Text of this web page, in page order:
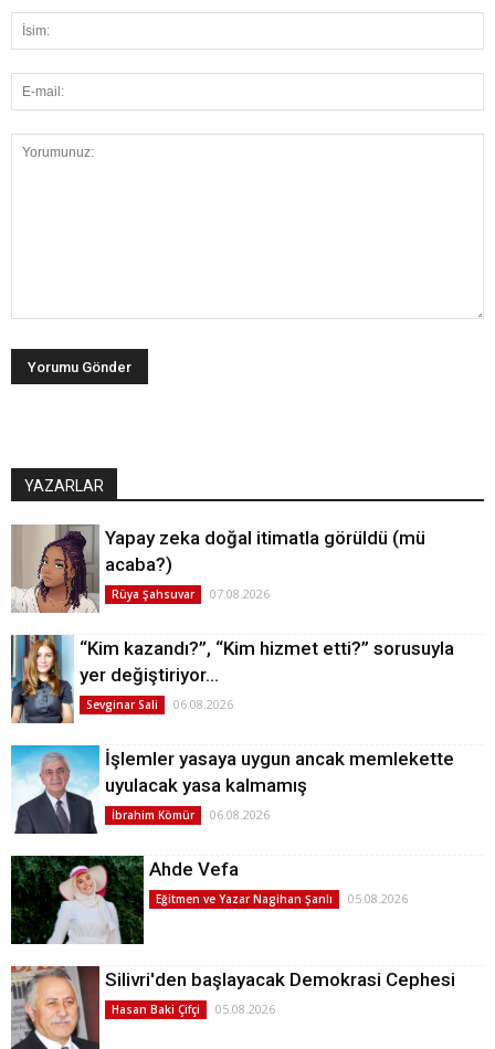
YAZARLAR
Yapay zeka doğal itimatla görüldü (mü
acaba?)
Rüya Şahsuvar 07.08.2026
“Kim kazandı?”, “Kim hizmet etti?” sorusuyla
yer değiştiriyor…
Sevginar Sali 06.08.2026
İşlemler yasaya uygun ancak memlekette
uyulacak yasa kalmamış
İbrahim Kömür 06.08.2026
Ahde Vefa
Eğitmen ve Yazar Nagihan Şanlı 05.08.2026
Silivri'den başlayacak Demokrasi Cephesi
Hasan Baki Çifçi 05.08.2026